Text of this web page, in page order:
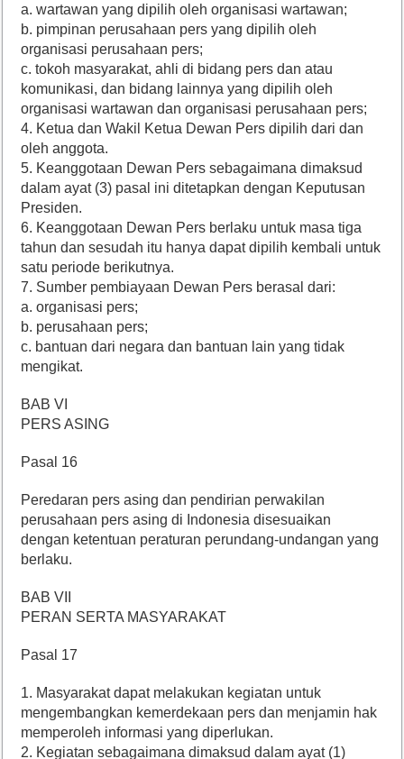
a. wartawan yang dipilih oleh organisasi wartawan;
b. pimpinan perusahaan pers yang dipilih oleh
organisasi perusahaan pers;
c. tokoh masyarakat, ahli di bidang pers dan atau
komunikasi, dan bidang lainnya yang dipilih oleh
organisasi wartawan dan organisasi perusahaan pers;
4. Ketua dan Wakil Ketua Dewan Pers dipilih dari dan
oleh anggota.
5. Keanggotaan Dewan Pers sebagaimana dimaksud
dalam ayat (3) pasal ini ditetapkan dengan Keputusan
Presiden.
6. Keanggotaan Dewan Pers berlaku untuk masa tiga
tahun dan sesudah itu hanya dapat dipilih kembali untuk
satu periode berikutnya.
7. Sumber pembiayaan Dewan Pers berasal dari:
a. organisasi pers;
b. perusahaan pers;
c. bantuan dari negara dan bantuan lain yang tidak
mengikat.
BAB VI
PERS ASING
Pasal 16
Peredaran pers asing dan pendirian perwakilan
perusahaan pers asing di Indonesia disesuaikan
dengan ketentuan peraturan perundang-undangan yang
berlaku.
BAB VII
PERAN SERTA MASYARAKAT
Pasal 17
1. Masyarakat dapat melakukan kegiatan untuk
mengembangkan kemerdekaan pers dan menjamin hak
memperoleh informasi yang diperlukan.
2. Kegiatan sebagaimana dimaksud dalam ayat (1)